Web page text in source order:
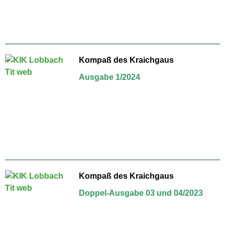
Kompaß des Kraichgaus
Ausgabe 1/2024
Kompaß des Kraichgaus
Doppel-Ausgabe 03 und 04/2023